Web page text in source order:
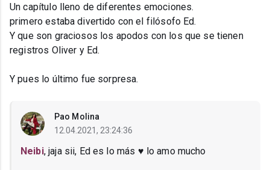
Un capítulo lleno de diferentes emociones.
primero estaba divertido con el filósofo Ed.
Y que son graciosos los apodos con los que se tienen
registros Oliver y Ed.
Y pues lo último fue sorpresa.
Pao Molina
12.04.2021, 23:24:36
Neibi, jaja sii, Ed es lo más ♥ lo amo mucho